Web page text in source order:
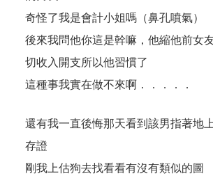
奇怪了我是會計小姐嗎（鼻孔噴氣）
後來我問他你這是幹嘛，他縮他前女
切收入開支所以他習慣了
這種事我實在做不來啊．．．．．
還有我一直後悔那天看到該男指著地
存證
剛我上估狗去找看看有沒有類似的圖